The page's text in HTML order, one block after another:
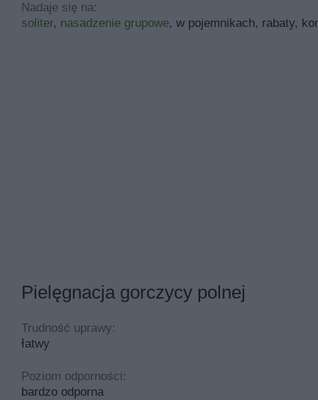
Nadaje się na:
soliter, nasadzenie grupowe, w pojemnikach, rabaty,
Pielęgnacja gorczycy polnej
Trudność uprawy:
łatwy
Poziom odporności:
bardzo odporna